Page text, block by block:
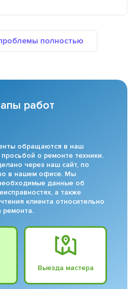
работ
обращаются в наш
о ремонте техники.
через наш сайт, по
в нашем офисе. Мы
данные об
а также
клиента относительно
ремонта.
Выезда мастера